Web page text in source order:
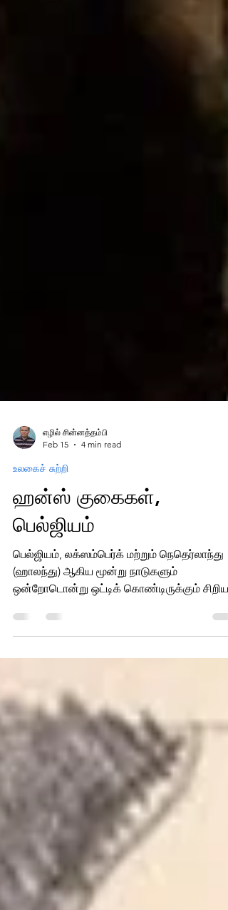
எழில் சின்னத்தம்பி
Feb 15
4 min read
உலகைச் சுற்றி
ஹன்ஸ் குகைகள்,
பெல்ஜியம்
பெல்ஜியம், லக்ஸம்பெர்க் மற்றும் நெதெர்லாந்து
நாடுகள். மூன்று நாடுகளையும் இணைத்து